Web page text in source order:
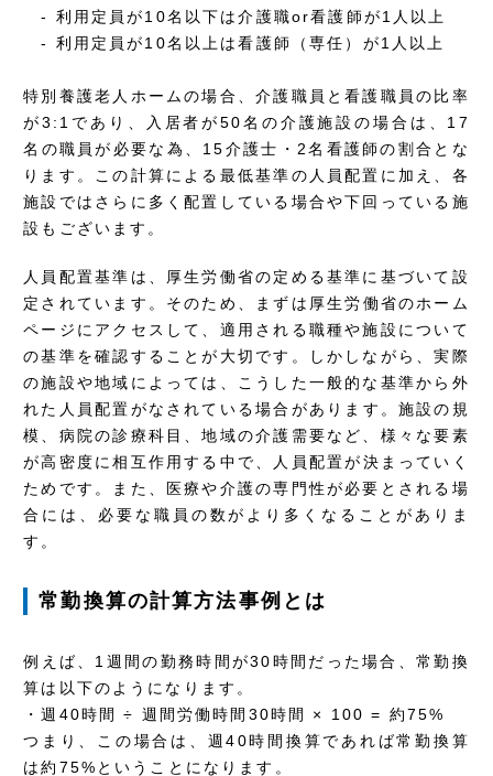
- 利用定員が10名以下は介護職or看護師が1人以上
- 利用定員が10名以上は看護師（専任）が1人以上
特別養護老人ホームの場合、介護職員と看護職員の比率
が3:1であり、入居者が50名の介護施設の場合は、17
名の職員が必要な為、15介護士・2名看護師の割合とな
ります。この計算による最低基準の人員配置に加え、各
施設ではさらに多く配置している場合や下回っている施
設もございます。
人員配置基準は、厚生労働省の定める基準に基づいて設
定されています。そのため、まずは厚生労働省のホーム
ページにアクセスして、適用される職種や施設について
の基準を確認することが大切です。しかしながら、実際
の施設や地域によっては、こうした一般的な基準から外
れた人員配置がなされている場合があります。施設の規
模、病院の診療科目、地域の介護需要など、様々な要素
が高密度に相互作用する中で、人員配置が決まっていく
ためです。また、医療や介護の専門性が必要とされる場
合には、必要な職員の数がより多くなることがありま
す。
常勤換算の計算方法事例とは
例えば、1週間の勤務時間が30時間だった場合、常勤換
算は以下のようになります。
・週40時間 ÷ 週間労働時間30時間 × 100 = 約75%
つまり、この場合は、週40時間換算であれば常勤換算
は約75%ということになります。